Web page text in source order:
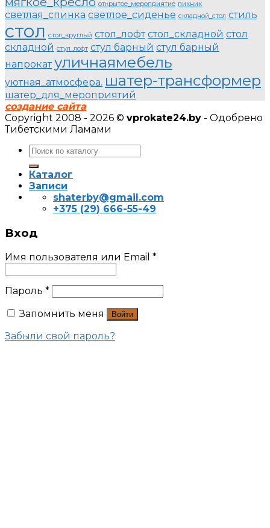
открытое_мероприятие пикник
светлая_спинка светлое_сиденье складной_стол стиль
стол стол_круглый стол_лофт стол_складной стол
складной стул_лофт стул барный стул барный
напрокат уличнаямебель
уютная_атмосфера. шатер-трансформер
шатер_для_мероприятий
создание сайта
Copyright 2008 - 2026 © vprokate24.by - Одобрено
Тибетскими Ламами
Искать:
Каталог
Записи
shaterby@gmail.com
+375 (29) 666-55-49
Вход
Имя пользователя или Email *
Пароль *
Запомнить меня
Войти
Забыли свой пароль?